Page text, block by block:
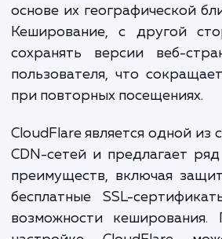
настройке CDN
CloudFlare и включению
это сеть
предоставляют веб-
Кеширование, с другой
сохранять версии веб-
пользователя, что
при повторных